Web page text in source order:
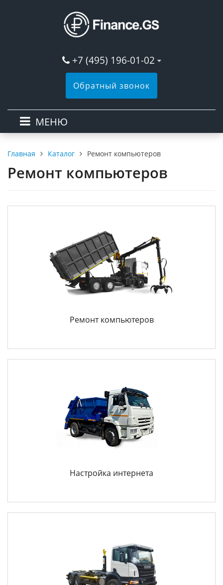
+7 (495) 196-01-02
Обратный звонок
МЕНЮ
Главная Каталог Ремонт компьютеров
Ремонт компьютеров
Ремонт компьютеров
Настройка интернета